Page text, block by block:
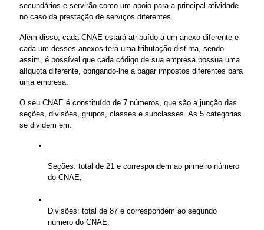
secundários e servirão como um apoio para a principal atividade
no caso da prestação de serviços diferentes.
Além disso, cada CNAE estará atribuído a um anexo diferente e
cada um desses anexos terá uma tributação distinta, sendo
assim, é possível que cada código de sua empresa possua uma
alíquota diferente, obrigando-lhe a pagar impostos diferentes para
uma empresa.
O seu CNAE é constituído de 7 números, que são a junção das
seções, divisões, grupos, classes e subclasses. As 5 categorias
se dividem em:
Seções: total de 21 e correspondem ao primeiro número
do CNAE;
Divisões: total de 87 e correspondem ao segundo
número do CNAE;